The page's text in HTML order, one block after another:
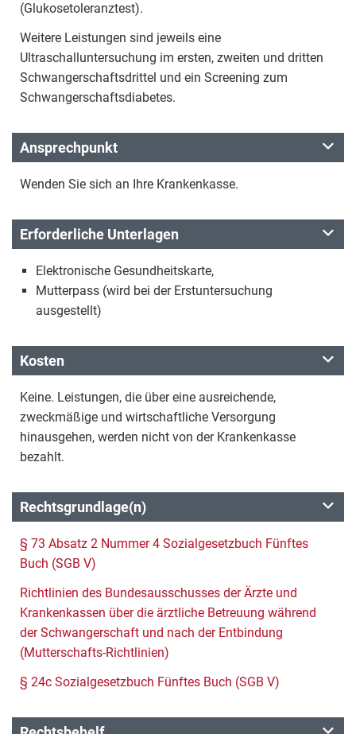
(Glukosetoleranztest).
Weitere Leistungen sind jeweils eine
Ultraschalluntersuchung im ersten, zweiten und dritten
Schwangerschaftsdrittel und ein Screening zum
Schwangerschaftsdiabetes.
Ansprechpunkt
Wenden Sie sich an Ihre Krankenkasse.
Erforderliche Unterlagen
Elektronische Gesundheitskarte,
Mutterpass (wird bei der Erstuntersuchung
ausgestellt)
Kosten
Keine. Leistungen, die über eine ausreichende,
zweckmäßige und wirtschaftliche Versorgung
hinausgehen, werden nicht von der Krankenkasse
bezahlt.
Rechtsgrundlage(n)
§ 73 Absatz 2 Nummer 4 Sozialgesetzbuch Fünftes
Buch (SGB V)
Richtlinien des Bundesausschusses der Ärzte und
Krankenkassen über die ärztliche Betreuung während
der Schwangerschaft und nach der Entbindung
(Mutterschafts-Richtlinien)
§ 24c Sozialgesetzbuch Fünftes Buch (SGB V)